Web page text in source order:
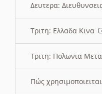
Δευτερα:
Τριτη: Ελλαδα Κινα
Τριτη: Πολωνια
Πώς